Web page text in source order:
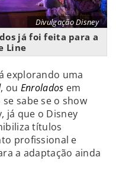
Divulgação Disney
já foi feita para a
Line
explorando uma
, ou Enrolados em
sabe se o show
já que o Disney
títulos
profissional e
a adaptação ainda